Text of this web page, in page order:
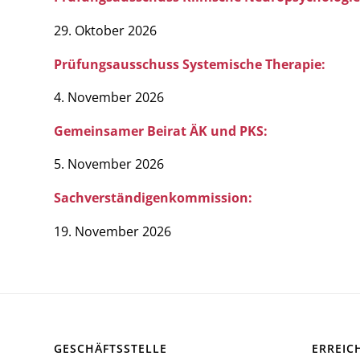
29. Oktober 2026
Prüfungsausschuss Systemische Therapie:
4. November 2026
Gemeinsamer Beirat ÄK und PKS:
5. November 2026
Sachverständigenkommission:
19. November 2026
GESCHÄFTSSTELLE